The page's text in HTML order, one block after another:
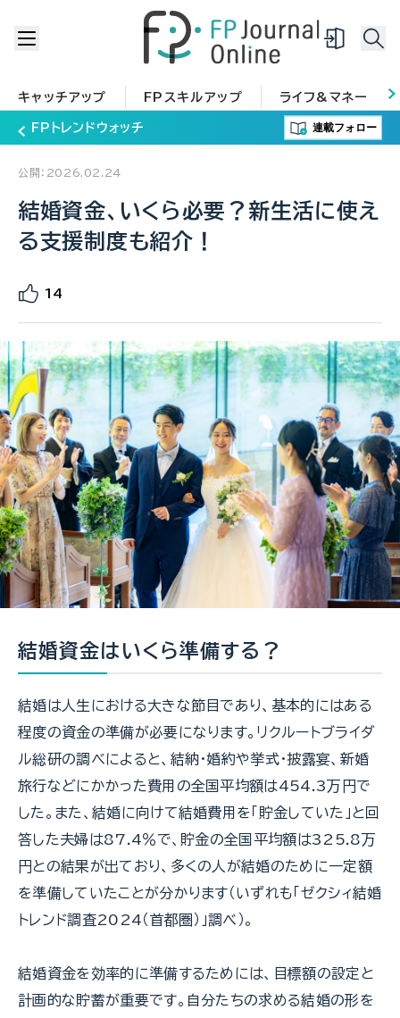
キャッチアップ FPスキルアップ ライフ&マネー
FPトレンドウォッチ 連載フォロー
公開：2026.02.24
結婚資金、いくら必要？新生活に使え
る支援制度も紹介！
14
結婚資金はいくら準備する？
結婚は人生における大きな節目であり、基本的にはある
程度の資金の準備が必要になります。リクルートブライダ
ル総研の調べによると、結納・婚約や挙式・披露宴、新婚
旅行などにかかった費用の全国平均額は454.3万円で
した。また、結婚に向けて結婚費用を「貯金していた」と回
答した夫婦は87.4％で、貯金の全国平均額は325.8万
円との結果が出ており、多くの人が結婚のために一定額
を準備していたことが分かります（いずれも「ゼクシィ結婚
トレンド調査2024（首都圏）」調べ）。
結婚資金を効率的に準備するためには、目標額の設定と
計画的な貯蓄が重要です。自分たちの求める結婚の形を